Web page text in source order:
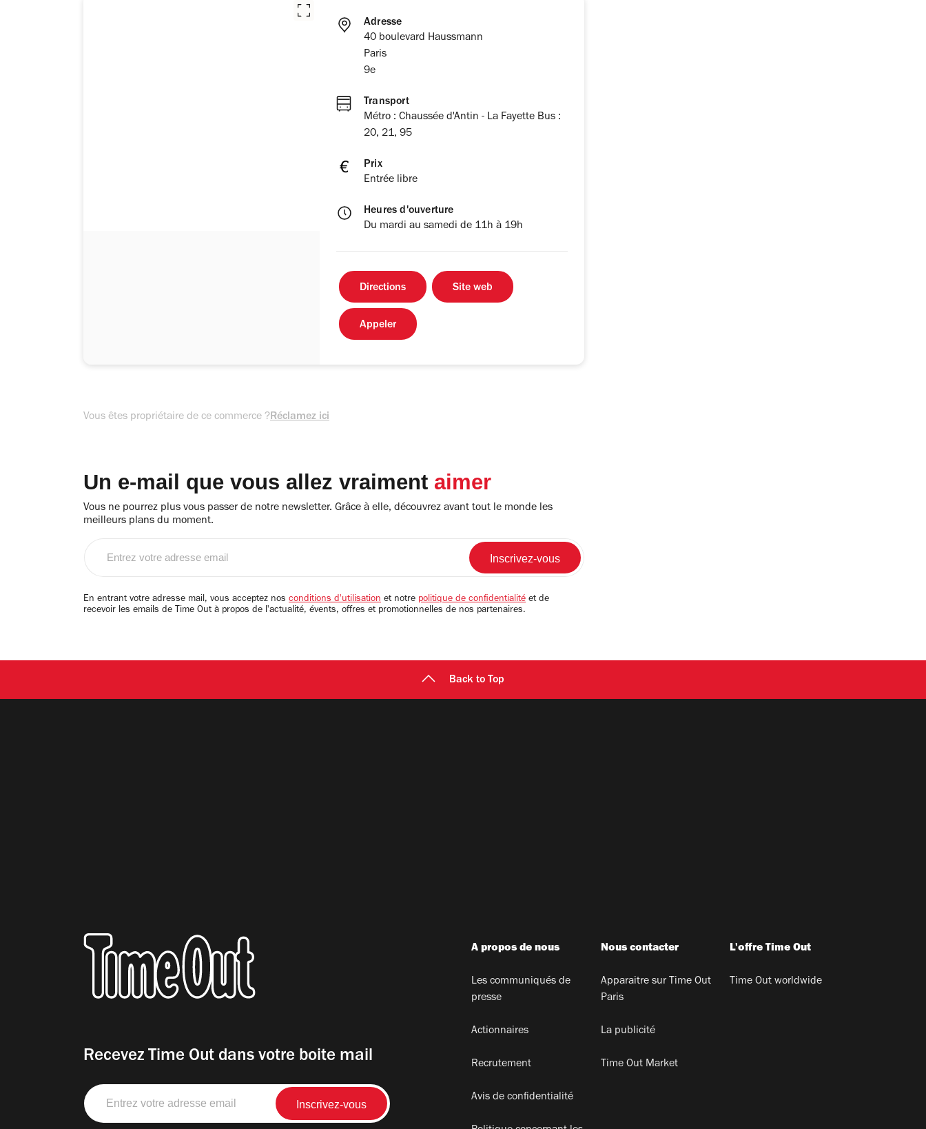
Adresse
40 boulevard Haussmann
Paris
9e
Transport
Métro : Chaussée d'Antin - La Fayette Bus :
20, 21, 95
Prix
Entrée libre
Heures d'ouverture
Du mardi au samedi de 11h à 19h
Directions Site web
Appeler
Vous êtes propriétaire de ce commerce ?Réclamez ici
Un e-mail que vous allez vraiment aimer
Vous ne pourrez plus vous passer de notre newsletter. Grâce à elle, découvrez avant tout le monde les
meilleurs plans du moment.
email
En entrant votre adresse mail, vous acceptez nos conditions d'utilisation et notre politique de confidentialité et de
recevoir les emails de Time Out à propos de l'actualité, évents, offres et promotionnelles de nos partenaires.
Back to Top
Recevez Time Out dans votre boite mail
Entrez
votre
adresse
A propos de nous
Les communiqués de
presse
Actionnaires
Recrutement
Avis de confidentialité
Nous contacter
Apparaitre sur Time Out
Paris
La publicité
Time Out Market
L'offre Time Out
Time Out worldwide